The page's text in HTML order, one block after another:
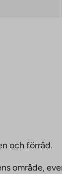
och förråd.
område,